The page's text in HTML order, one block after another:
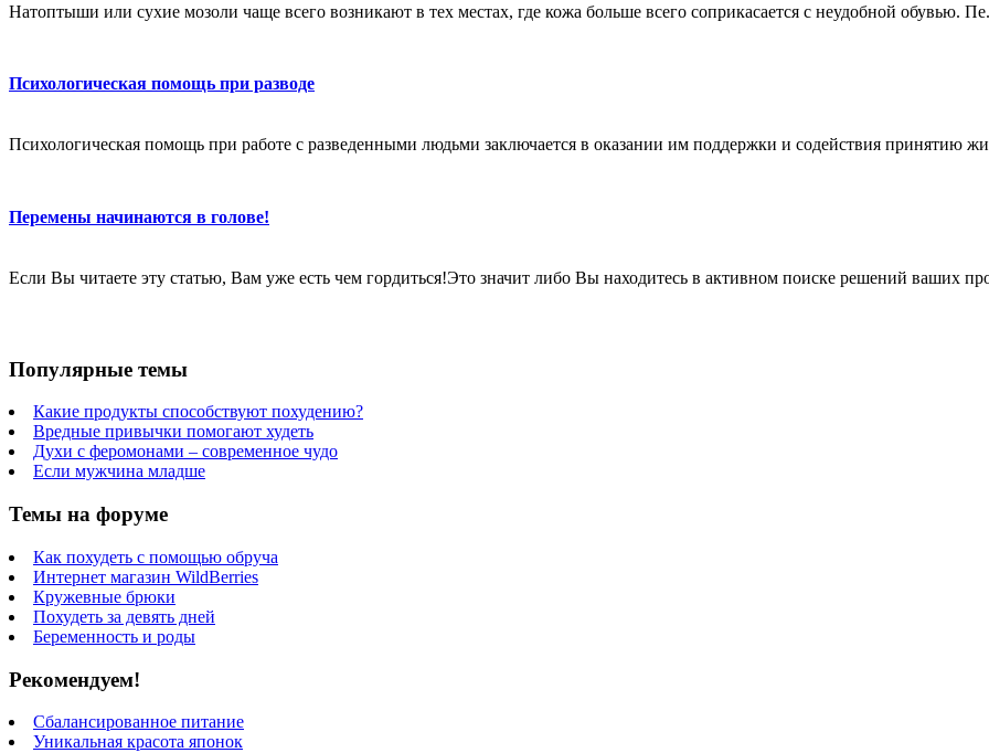
Натоптыши или сухие мозоли чаще всего возникают в тех местах, где кожа больше всего соприкасается с неудобной обувью.
Психологическая помощь при разводе
Психологическая помощь при работе с разведенными людьми заключается в оказании им поддержки и содействия принятию
Перемены начинаются в голове!
Если Вы читаете эту статью, Вам уже есть чем гордиться!Это значит либо Вы находитесь в активном поиске решений ваших
Популярные темы
Какие продукты способствуют похудению?
Вредные привычки помогают худеть
Духи с феромонами – современное чудо
Если мужчина младше
Темы на форуме
Как похудеть с помощью обруча
Интернет магазин WildBerries
Кружевные брюки
Похудеть за девять дней
Беременность и роды
Рекомендуем!
Сбалансированное питание
Уникальная красота японок